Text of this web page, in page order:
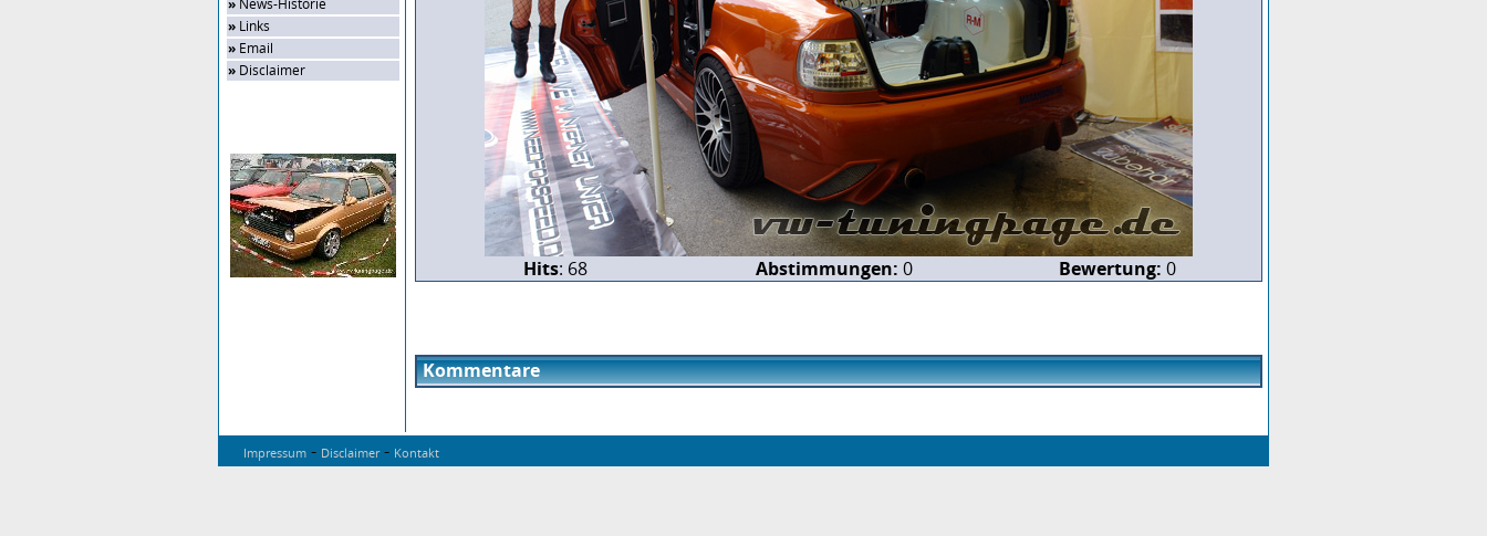
» News-Historie
» Links
» Email
» Disclaimer
Hits: 68 Abstimmungen: 0 Bewertung: 0
Kommentare
Impressum - Disclaimer- Kontakt